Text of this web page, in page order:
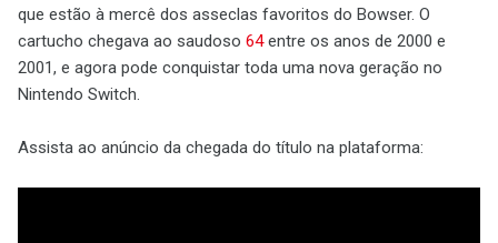
que estão à mercê dos asseclas favoritos do Bowser. O
cartucho chegava ao saudoso 64entre os anos de 2000 e
2001, e agora pode conquistar toda uma nova geração no
Nintendo Switch.
Assista ao anúncio da chegada do título na plataforma: